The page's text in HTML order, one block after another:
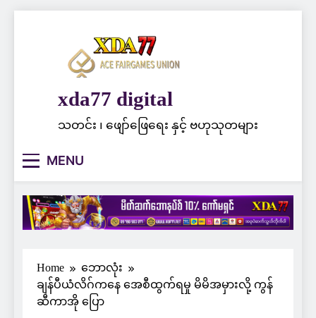
xda77 digital
သတင်း ၊ ဖျော်ဖြေရေး နှင့် ဗဟုသုတများ
MENU
Home
ဘောလုံး
ချန်ပီယံလိဂ်ကနေ အေစီထွက်ရမှု မိမိအမှားလို့ ကွန်
ဆီကာအို ပြော